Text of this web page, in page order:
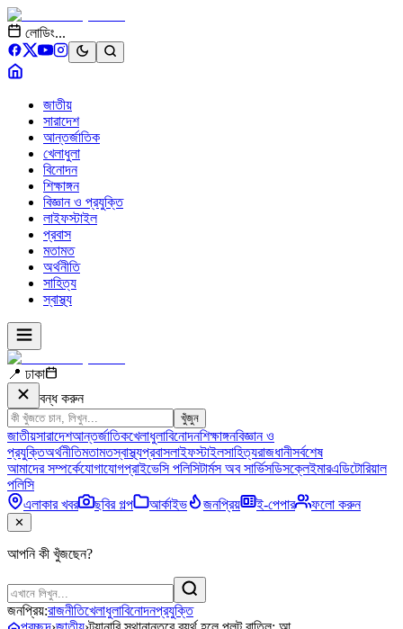
লোডিং...
জাতীয়
সারাদেশ
আন্তর্জাতিক
খেলাধুলা
বিনোদন
শিক্ষাঙ্গন
বিজ্ঞান ও প্রযুক্তি
লাইফস্টাইল
প্রবাস
মতামত
অর্থনীতি
সাহিত্য
স্বাস্থ্য
📍 ঢাকা
বন্ধ করুন
খুঁজুন
জাতীয়সারাদেশআন্তর্জাতিকখেলাধুলাবিনোদনশিক্ষাঙ্গনবিজ্ঞান ও
প্রযুক্তিঅর্থনীতিমতামতস্বাস্থ্যপ্রবাসলাইফস্টাইলসাহিত্যরাজধানীসর্বশেষ
আমাদের সম্পর্কেযোগাযোগপ্রাইভেসি পলিসিটার্মস অব সার্ভিসডিসক্লেইমারএডিটোরিয়াল
পলিসি
এলাকার খবর
ছবির গল্প আর্কাইভ জনপ্রিয় ই-পেপার ফলো করুন
✕
আপনি কী খুঁজছেন?
জনপ্রিয়:রাজনীতিখেলাধুলাবিনোদনপ্রযুক্তি